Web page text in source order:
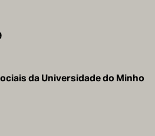
da Universidade do Minho